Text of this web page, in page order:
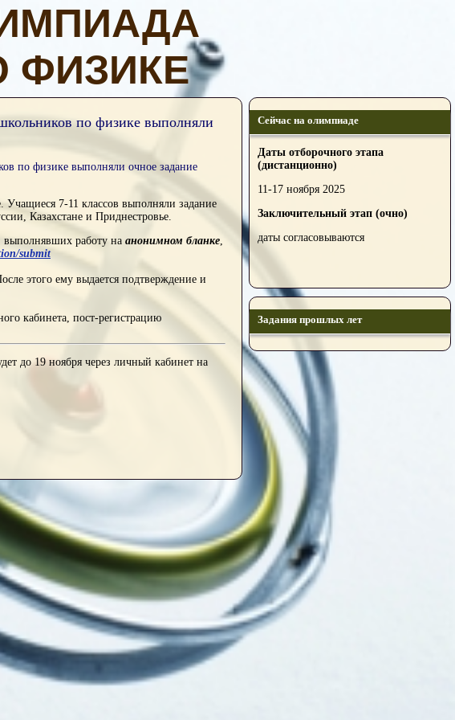
ФИЗИКЕ
по физике выполняли
по физике выполняли очное задание
7-11 классов выполняли задание
Казахстане и Приднестровье.
выполнявших работу на анонимном бланке,
submit
этого ему выдается подтверждение и
кабинета, пост-регистрацию
до 19 ноября через личный кабинет на
Сейчас на олимпиаде
Даты отборочного этапа
(дистанционно)
11-17 ноября 2025
Заключительный этап (очно)
даты согласовываются
Задания прошлых лет